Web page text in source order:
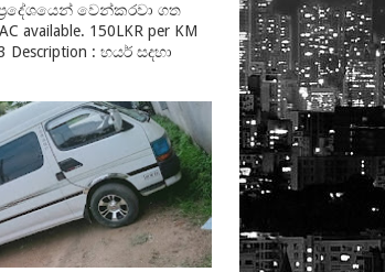
වෙන්කරවා ගත
available. 150LKR per KM
Description : හයර් සදහා